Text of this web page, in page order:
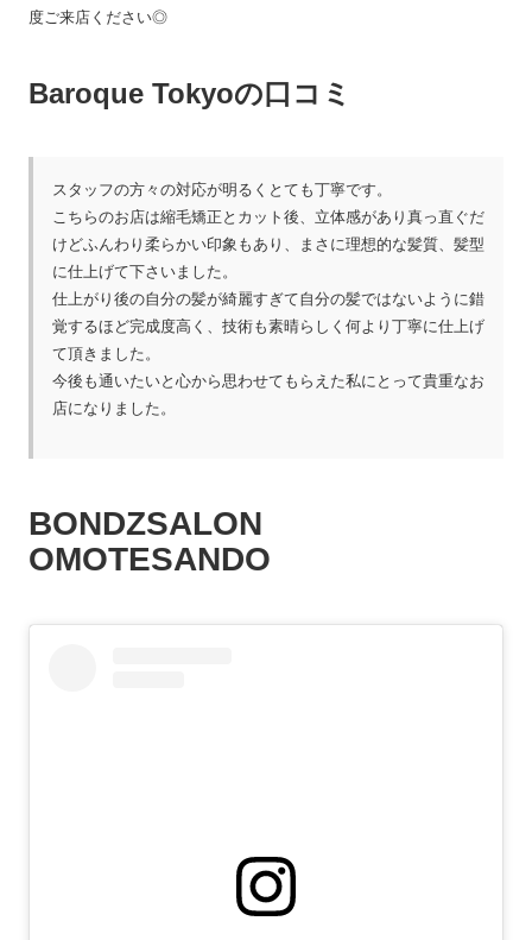
度ご来店ください◎
Baroque Tokyoの口コミ
スタッフの方々の対応が明るくとても丁寧です。
こちらのお店は縮毛矯正とカット後、立体感があり真っ直ぐだ
けどふんわり柔らかい印象もあり、まさに理想的な髪質、髪型
に仕上げて下さいました。
仕上がり後の自分の髪が綺麗すぎて自分の髪ではないように錯
覚するほど完成度高く、技術も素晴らしく何より丁寧に仕上げ
て頂きました。
今後も通いたいと心から思わせてもらえた私にとって貴重なお
店になりました。
BONDZSALON
OMOTESANDO